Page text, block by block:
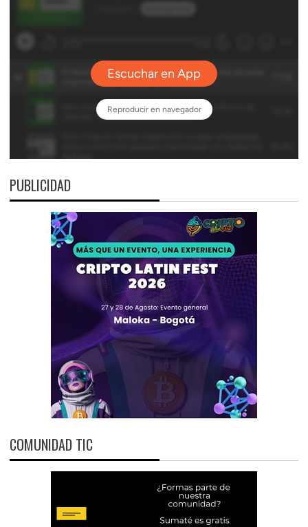
PUBLICIDAD
COMUNIDAD TIC